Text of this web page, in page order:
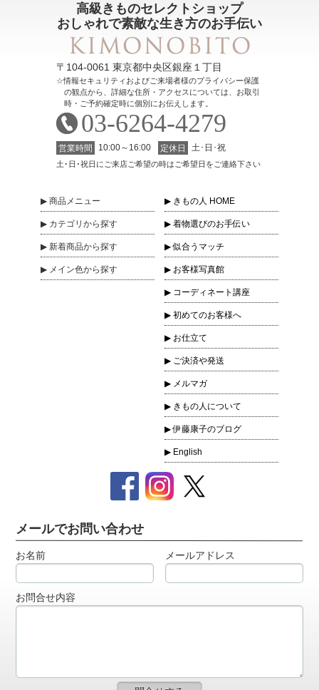
高級きものセレクトショップ
おしゃれで素敵な生き方のお手伝い
〒104-0061 東京都中央区銀座１丁目
情報セキュリティおよびご来場者様のプライバシー保護
の観点から、詳細な住所・アクセスについては、お取引
時・ご予約確定時に個別にお伝えします。
03-6264-4279
営業時間 10:00～16:00 定休日 土･日･祝
土･日･祝日にご来店ご希望の時はご希望日をご連絡下さい
商品 メニュー
カテゴリ から探す
新着商品から探す
メイン色から探す
きもの人 HOME
着物選びのお手伝い
似合うマッチ
お客様写真館
コーディネート講座
初めてのお客様へ
お仕立て
ご決済や発送
メルマガ
きもの人について
伊藤康子のブログ
English
メールでお問い合わせ
お名前 メールアドレス
お問合せ内容